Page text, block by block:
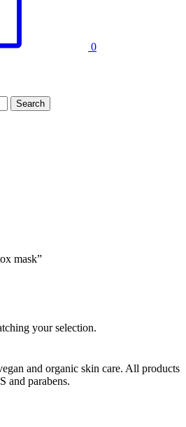
0
mask”
your selection.
and organic skin care. All products
and parabens.